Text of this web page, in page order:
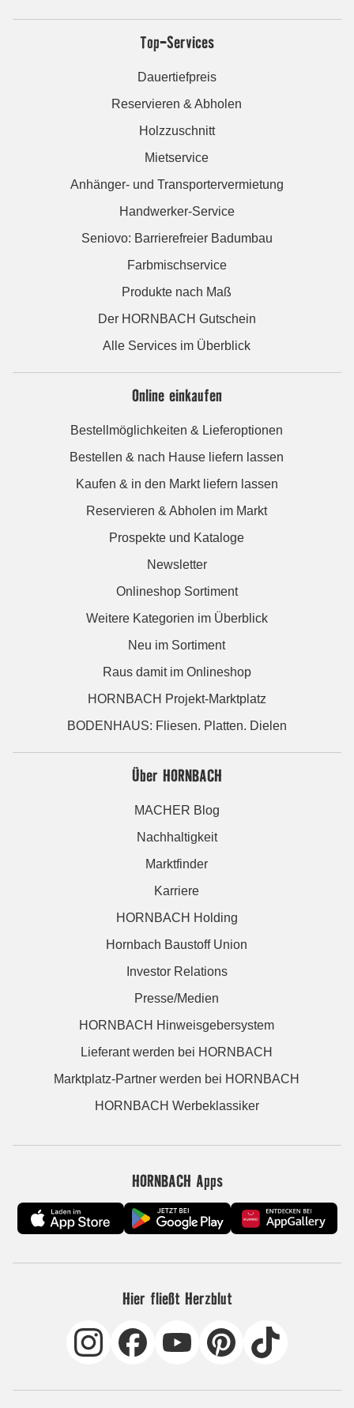
Top-Services
Dauertiefpreis
Reservieren & Abholen
Holzzuschnitt
Mietservice
Anhänger- und Transportervermietung
Handwerker-Service
Seniovo: Barrierefreier Badumbau
Farbmischservice
Produkte nach Maß
Der HORNBACH Gutschein
Alle Services im Überblick
Online einkaufen
Bestellmöglichkeiten & Lieferoptionen
Bestellen & nach Hause liefern lassen
Kaufen & in den Markt liefern lassen
Reservieren & Abholen im Markt
Prospekte und Kataloge
Newsletter
Onlineshop Sortiment
Weitere Kategorien im Überblick
Neu im Sortiment
Raus damit im Onlineshop
HORNBACH Projekt-Marktplatz
BODENHAUS: Fliesen. Platten. Dielen
Über HORNBACH
MACHER Blog
Nachhaltigkeit
Marktfinder
Karriere
HORNBACH Holding
Hornbach Baustoff Union
Investor Relations
Presse/Medien
HORNBACH Hinweisgebersystem
Lieferant werden bei HORNBACH
Marktplatz-Partner werden bei HORNBACH
HORNBACH Werbeklassiker
HORNBACH Apps
Hier fließt Herzblut